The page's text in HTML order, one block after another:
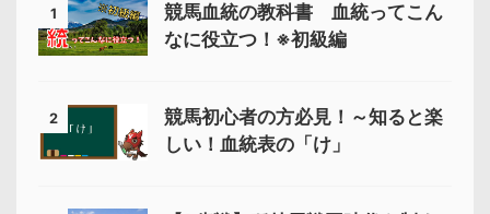
1
競馬血統の教科書 血統ってこん
なに役立つ！※初級編
2
競馬初心者の方必見！～知ると楽
しい！血統表の「け」